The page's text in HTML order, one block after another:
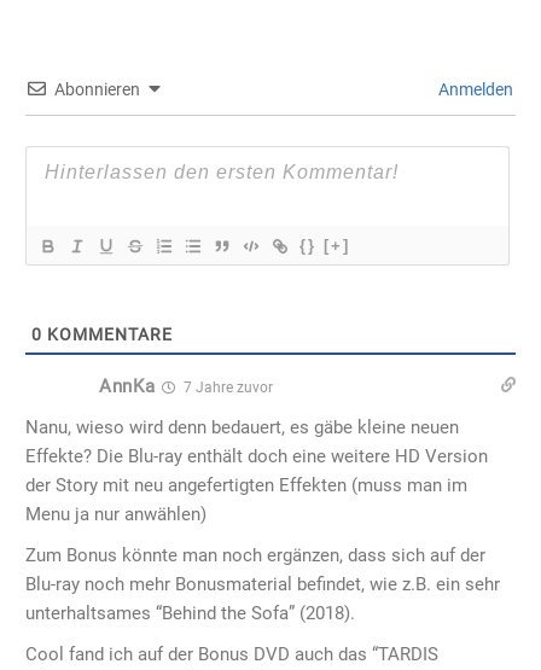
Abonnieren Anmelden
{} [+]
0 KOMMENTARE
AnnKa 7 Jahre zuvor
Nanu, wieso wird denn bedauert, es gäbe kleine neuen
Effekte? Die Blu-ray enthält doch eine weitere HD Version
der Story mit neu angefertigten Effekten (muss man im
Menu ja nur anwählen)
Zum Bonus könnte man noch ergänzen, dass sich auf der
Blu-ray noch mehr Bonusmaterial befindet, wie z.B. ein sehr
unterhaltsames “Behind the Sofa” (2018).
Cool fand ich auf der Bonus DVD auch das “TARDIS